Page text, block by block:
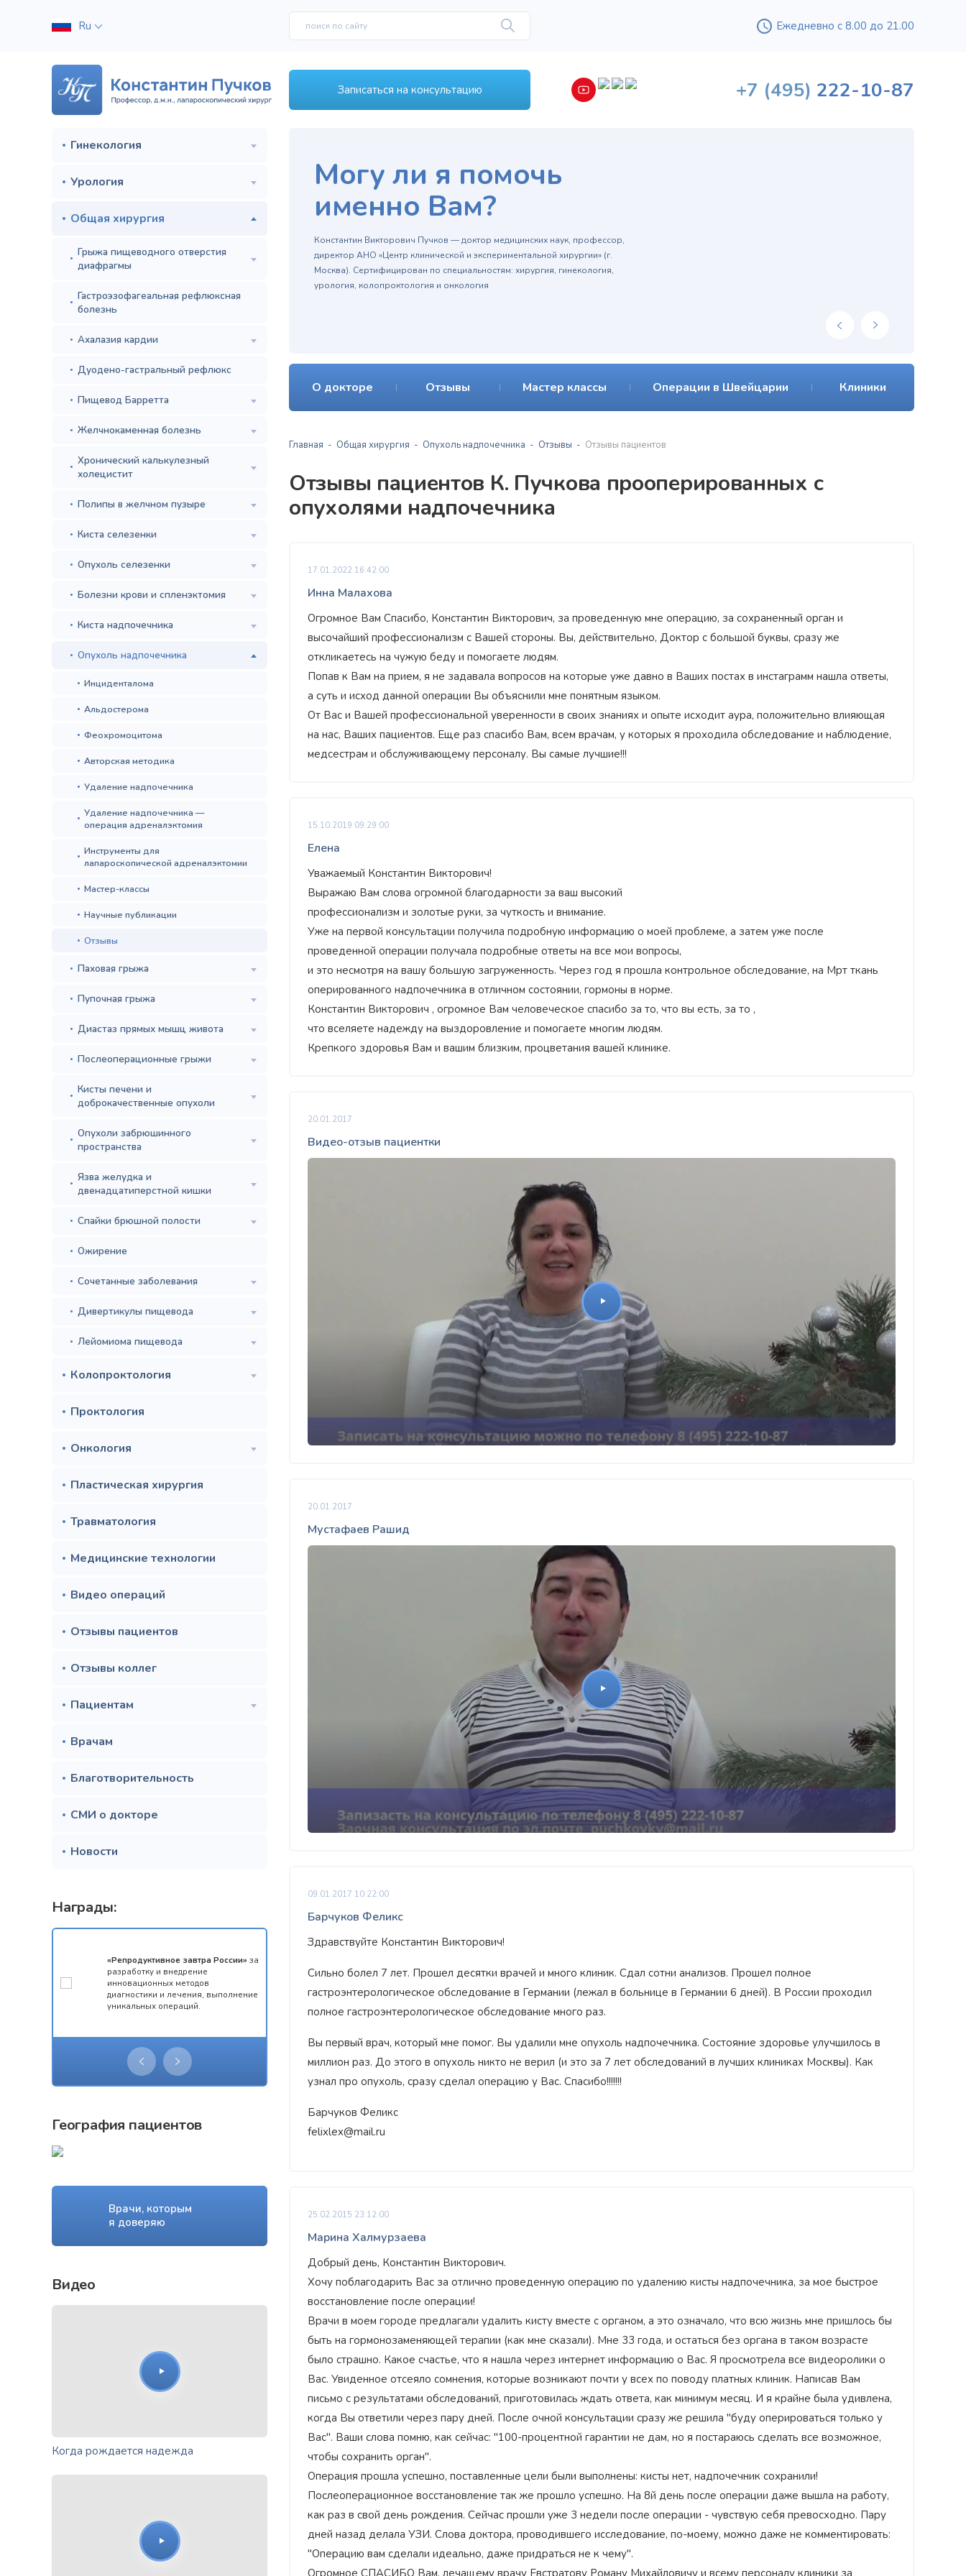
Ru Ежедневно с 8.00 до 21.00
Записаться на консультацию +7 (495) 222-10-87
Гинекология
Урология
Общая хирургия
Грыжа пищеводного отверстия
диафрагмы
Гастроэзофагеальная рефлюксная
болезнь
Ахалазия кардии
Дуодено-гастральный рефлюкс
Пищевод Барретта
Желчнокаменная болезнь
Хронический калькулезный
холецистит
Полипы в желчном пузыре
Киста селезенки
Опухоль селезенки
Болезни крови и спленэктомия
Киста надпочечника
Опухоль надпочечника
Инциденталома
Альдостерома
Феохромоцитома
Авторская методика
Удаление надпочечника
Удаление надпочечника —
операция адреналэктомия
Инструменты для
лапароскопической адреналэктомии
Мастер-классы
Научные публикации
Отзывы
Паховая грыжа
Пупочная грыжа
Диастаз прямых мышц живота
Послеоперационные грыжи
Кисты печени и
доброкачественные опухоли
Опухоли забрюшинного
пространства
Язва желудка и
двенадцатиперстной кишки
Спайки брюшной полости
Ожирение
Сочетанные заболевания
Дивертикулы пищевода
Лейомиома пищевода
Колопроктология
Проктология
Онкология
Пластическая хирургия
Травматология
Медицинские технологии
Видео операций
Отзывы пациентов
Отзывы коллег
Пациентам
Врачам
Благотворительность
СМИ о докторе
Новости
Награды:
«Репродуктивное завтра России» за
разработку и внедрение
инновационных методов
диагностики и лечения, выполнение
уникальных операций.
Орден«Честь и Слава Великой
Отечеством
Награжден почетным
знаком«Золотой лапароскоп»как
лучший лапароскопический хирург
России
"Золотая звезда"
в развитие оперативной
гинекологии и эндоскопии
География пациентов
Врачи, которым
я доверяю
Видео
Когда рождается надежда
Могу ли я помочь
именно Вам?
Константин Викторович Пучков — доктор медицинских наук, профессор,
директор АНО «Центр клинической и экспериментальной хирургии» (г.
Москва). Сертифицирован по специальностям: хирургия, гинекология,
урология, колопроктология и онкология
О докторе Отзывы Мастер классы Операции в Швейцарии Клиники
Главная Общая хирургия Опухоль надпочечника Отзывы Отзывы пациентов
Отзывы пациентов К. Пучкова прооперированных с
опухолями надпочечника
17.01.2022 16:42:00
Инна Малахова
Огромное Вам Спасибо, Константин Викторович, за проведенную мне операцию, за сохраненный орган и
высочайший профессионализм с Вашей стороны. Вы, действительно, Доктор с большой буквы, сразу же
откликаетесь на чужую беду и помогаете людям.
Попав к Вам на прием, я не задавала вопросов на которые уже давно в Ваших постах в инстаграмм нашла ответы,
а суть и исход данной операции Вы объяснили мне понятным языком.
От Вас и Вашей профессиональной уверенности в своих знаниях и опыте исходит аура, положительно влияющая
на нас, Ваших пациентов. Еще раз спасибо Вам, всем врачам, у которых я проходила обследование и наблюдение,
медсестрам и обслуживающему персоналу. Вы самые лучшие!!!
15.10.2019 09:29:00
Елена
Уважаемый Константин Викторович!
Выражаю Вам слова огромной благодарности за ваш высокий
профессионализм и золотые руки, за чуткость и внимание.
Уже на первой консультации получила подробную информацию о моей проблеме, а затем уже после
проведенной операции получала подробные ответы на все мои вопросы,
и это несмотря на вашу большую загруженность. Через год я прошла контрольное обследование, на Мрт ткань
оперированного надпочечника в отличном состоянии, гормоны в норме.
Константин Викторович , огромное Вам человеческое спасибо за то, что вы есть, за то ,
что вселяете надежду на выздоровление и помогаете многим людям.
Крепкого здоровья Вам и вашим близким, процветания вашей клинике.
20.01.2017
Видео-отзыв пациентки
20.01.2017
Мустафаев Рашид
09.01.2017 10:22:00
Барчуков Феликс
Здравствуйте Константин Викторович!
Сильно болел 7 лет. Прошел десятки врачей и много клиник. Сдал сотни анализов. Прошел полное
гастроэнтерологическое обследование в Германии (лежал в больнице в Германии 6 дней). В России проходил
полное гастроэнтерологическое обследование много раз.
Вы первый врач, который мне помог. Вы удалили мне опухоль надпочечника. Состояние здоровье улучшилось в
миллион раз. До этого в опухоль никто не верил (и это за 7 лет обследований в лучших клиниках Москвы). Как
узнал про опухоль, сразу сделал операцию у Вас. Спасибо!!!!!!!
Барчуков Феликс
felixlex@mail.ru
25.02.2015 23:12:00
Марина Халмурзаева
Добрый день, Константин Викторович.
Хочу поблагодарить Вас за отлично проведенную операцию по удалению кисты надпочечника, за мое быстрое
восстановление после операции!
Врачи в моем городе предлагали удалить кисту вместе с органом, а это означало, что всю жизнь мне пришлось бы
быть на гормонозаменяющей терапии (как мне сказали). Мне 33 года, и остаться без органа в таком возрасте
было страшно. Какое счастье, что я нашла через интернет информацию о Вас. Я просмотрела все видеоролики о
Вас. Увиденное отсеяло сомнения, которые возникают почти у всех по поводу платных клиник. Написав Вам
письмо с результатами обследований, приготовилась ждать ответа, как минимум месяц. И я крайне была удивлена,
когда Вы ответили через пару дней. После очной консультации сразу же решила "буду оперироваться только у
Вас". Ваши слова помню, как сейчас: "100-процентной гарантии не дам, но я постараюсь сделать все возможное,
чтобы сохранить орган".
Операция прошла успешно, поставленные цели были выполнены: кисты нет, надпочечник сохранили!
Послеоперационное восстановление так же прошло успешно. На 8й день после операции даже вышла на работу,
как раз в свой день рождения. Сейчас прошли уже 3 недели после операции - чувствую себя превосходно. Пару
дней назад делала УЗИ. Слова доктора, проводившего исследование, по-моему, можно даже не комментировать:
"Операцию вам сделали идеально, даже придраться не к чему".
Огромное СПАСИБО Вам, лечащему врачу Евстратову Роману Михайловичу и всему персоналу клиники за